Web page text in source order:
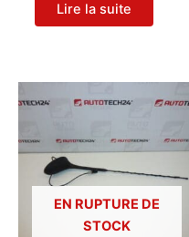
Lire la suite
EN RUPTURE DE
STOCK